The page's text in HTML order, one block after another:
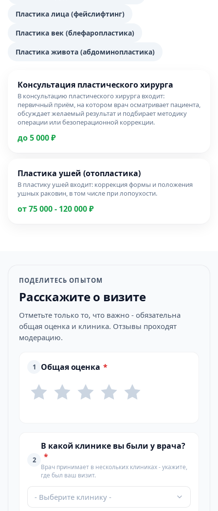
Пластика лица (фейслифтинг)
Пластика век (блефаропластика)
Пластика живота (абдоминопластика)
Консультация пластического хирурга
В консультацию пластического хирурга входит:
первичный приём, на котором врач осматривает пациента,
обсуждает желаемый результат и подбирает методику
операции или безоперационной коррекции.
до 5 000 ₽
Пластика ушей (отопластика)
В пластику ушей входит: коррекция формы и положения
ушных раковин, в том числе при лопоухости.
от 75 000 - 120 000 ₽
ПОДЕЛИТЕСЬ ОПЫТОМ
Расскажите о визите
Отметьте только то, что важно - обязательна
общая оценка и клиника. Отзывы проходят
модерацию.
1 Общая оценка *
2
В какой клинике вы были у врача?
*
Врач принимает в нескольких клиниках - укажите,
где был ваш визит.
- Выберите клинику -